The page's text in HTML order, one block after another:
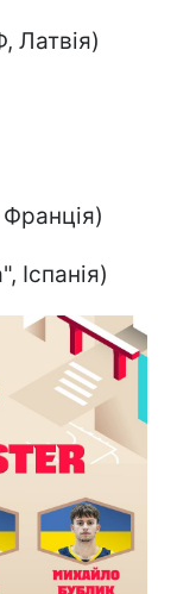
Латвія)
Іспанія)